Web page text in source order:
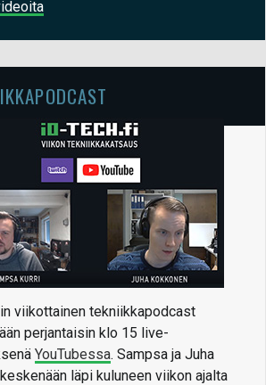
viikottainen tekniikkapodcast
perjantaisin klo 15 live-
YouTubessa. Sampsa ja Juha
läpi kuluneen viikon ajalta